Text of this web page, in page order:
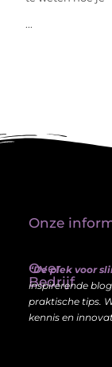
...
Over
Bedrijf
“De plek voor
inspirerende
praktische tips.
kennis en
Onze